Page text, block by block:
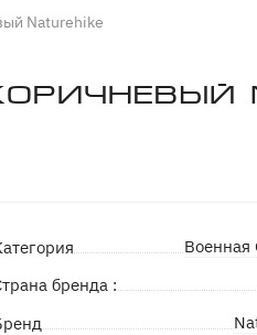
Naturehike
бренда :